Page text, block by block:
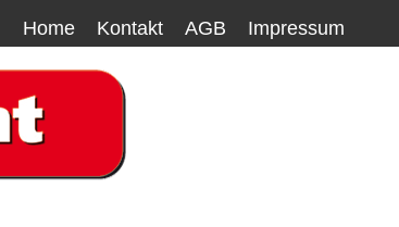
Home Kontakt AGB Impressum